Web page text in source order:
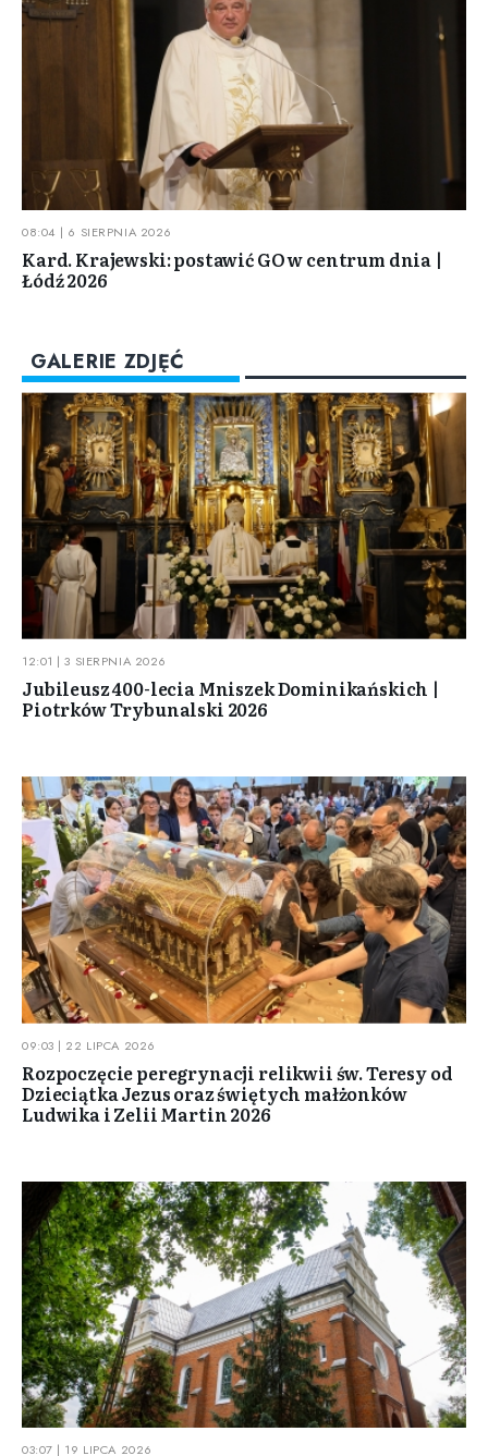
08:04 | 6 SIERPNIA 2026
Kard. Krajewski: postawić GO w centrum dnia |
Łódź 2026
GALERIE ZDJĘĆ
12:01 | 3 SIERPNIA 2026
Jubileusz 400-lecia Mniszek Dominikańskich |
Piotrków Trybunalski 2026
09:03 | 22 LIPCA 2026
Rozpoczęcie peregrynacji relikwii św. Teresy od
Dzieciątka Jezus oraz świętych małżonków
Ludwika i Zelii Martin 2026
03:07 | 19 LIPCA 2026